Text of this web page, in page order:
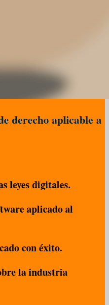
derecho aplicable a
leyes digitales.
aplicado al
con éxito.
la industria